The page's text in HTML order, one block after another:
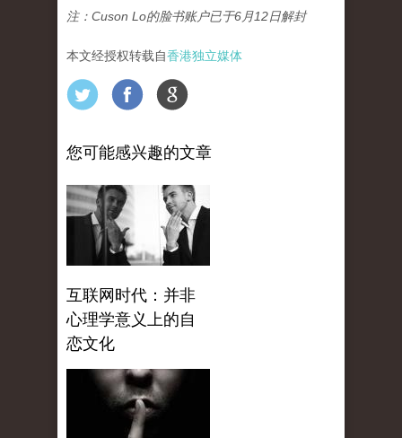
注：Cuson Lo的脸书账户已于6月12日解封
本文经授权转载自香港独立媒体
您可能感兴趣的文章
互联网时代：并非
心理学意义上的自
恋文化